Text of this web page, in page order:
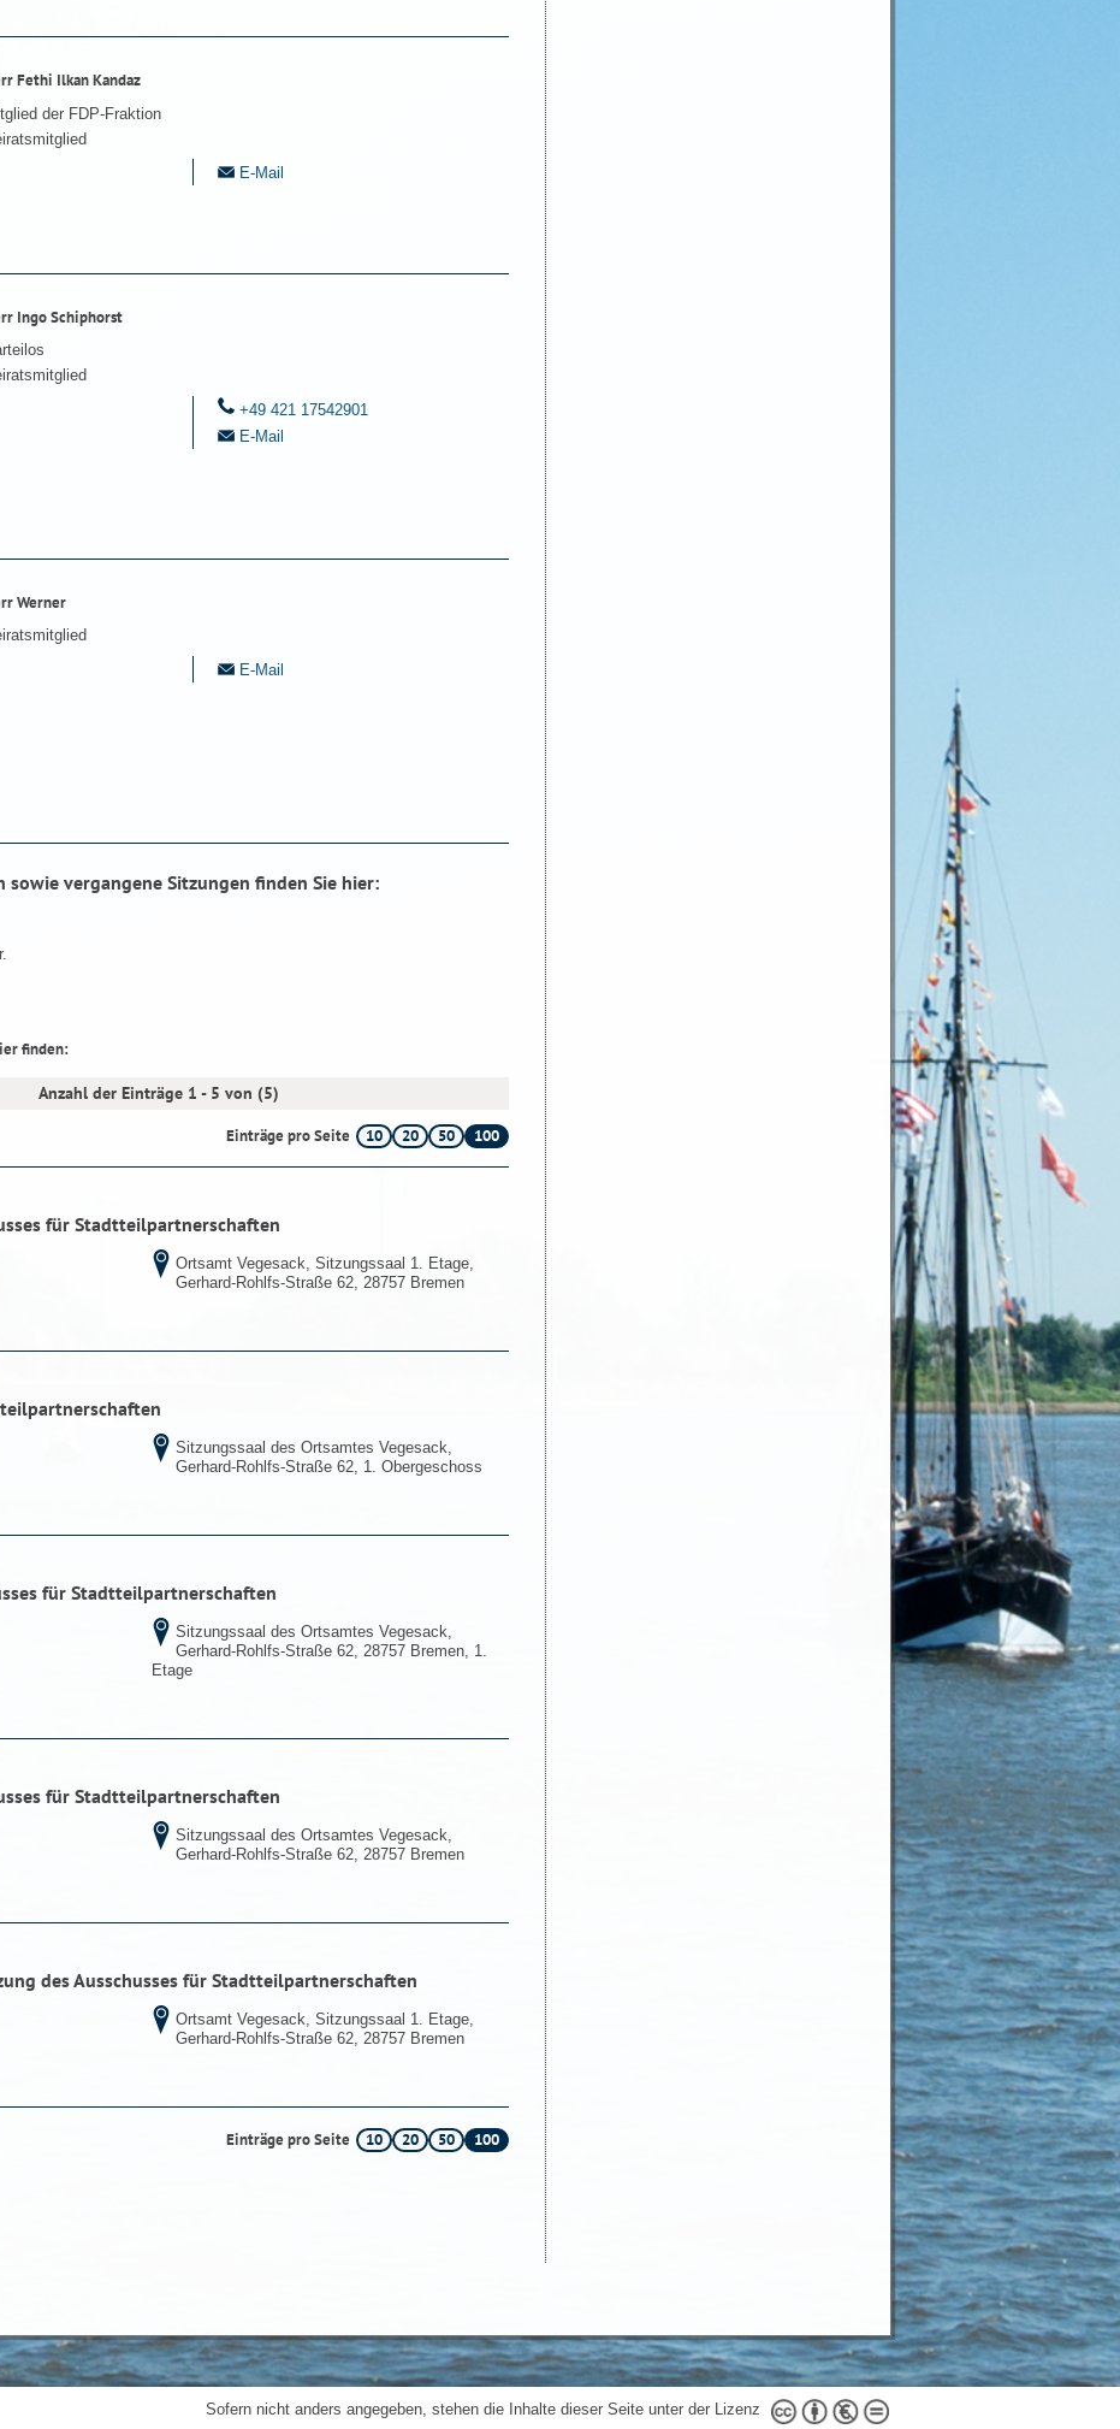
Fethi Ilkan Kandaz
der FDP-Fraktion
E-Mail
Ingo Schiphorst
+49 421 17542901
E-Mail
Werner
E-Mail
sowie vergangene Sitzungen finden Sie hier:
finden:
Anzahl der Einträge 1 - 5 von (5)
Einträge pro Seite 10 20 50 100
für Stadtteilpartnerschaften
Ortsamt Vegesack, Sitzungssaal 1. Etage,
Gerhard-Rohlfs-Straße 62, 28757 Bremen
Sitzungssaal des Ortsamtes Vegesack,
Gerhard-Rohlfs-Straße 62, 1. Obergeschoss
für Stadtteilpartnerschaften
Sitzungssaal des Ortsamtes Vegesack,
Gerhard-Rohlfs-Straße 62, 28757 Bremen, 1.
Etage
für Stadtteilpartnerschaften
Sitzungssaal des Ortsamtes Vegesack,
Gerhard-Rohlfs-Straße 62, 28757 Bremen
des Ausschusses für Stadtteilpartnerschaften
Ortsamt Vegesack, Sitzungssaal 1. Etage,
Gerhard-Rohlfs-Straße 62, 28757 Bremen
Einträge pro Seite 10 20 50 100
Sofern nicht anders angegeben, stehen die Inhalte dieser Seite unter der Lizenz